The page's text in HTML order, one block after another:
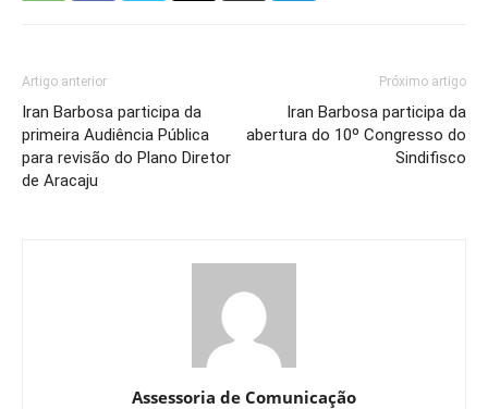
Artigo anterior
Iran Barbosa participa da
primeira Audiência Pública
para revisão do Plano Diretor
de Aracaju
Próximo artigo
Iran Barbosa participa da
abertura do 10º Congresso do
Sindifisco
Assessoria de Comunicação